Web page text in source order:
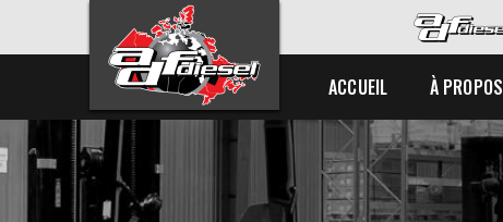
ACCUEIL À PROPOS